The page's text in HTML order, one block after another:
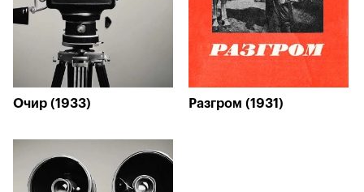
Очир (1933) Разгром (1931)